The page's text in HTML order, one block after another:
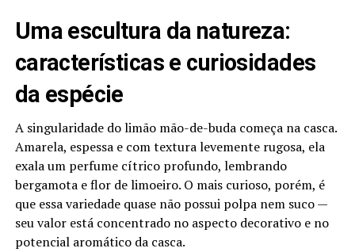
Uma escultura da natureza:
características e curiosidades
da espécie
A singularidade do limão mão-de-buda começa na casca.
Amarela, espessa e com textura levemente rugosa, ela
exala um perfume cítrico profundo, lembrando
bergamota e flor de limoeiro. O mais curioso, porém, é
que essa variedade quase não possui polpa nem suco —
seu valor está concentrado no aspecto decorativo e no
potencial aromático da casca.